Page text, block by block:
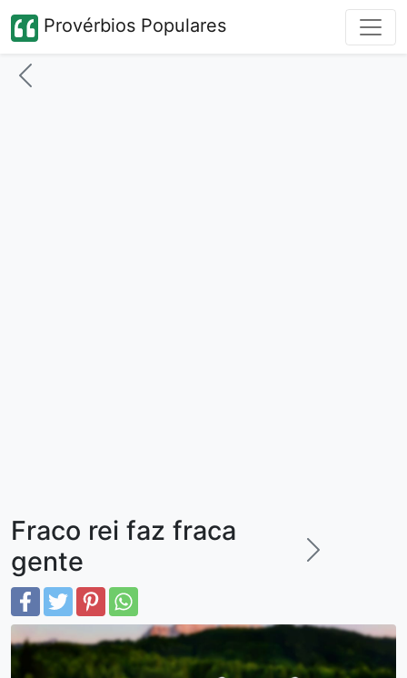
Provérbios Populares
Fraco rei faz fraca
gente